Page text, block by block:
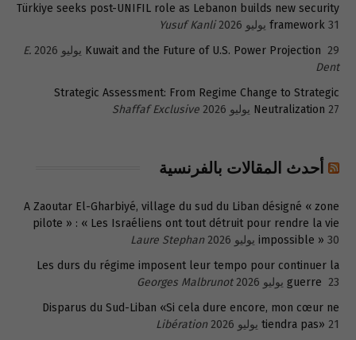
Türkiye seeks post-UNIFIL role as Lebanon builds new security
framework 31 يوليو 2026
Yusuf Kanli
Kuwait and the Future of U.S. Power Projection 29 يوليو 2026
E.
Dent
Strategic Assessment: From Regime Change to Strategic
Neutralization 27 يوليو 2026 Shaffaf Exclusive
أحدث المقالات بالفرنسية
A Zaoutar El-Gharbiyé, village du sud du Liban désigné « zone
pilote » : « Les Israéliens ont tout détruit pour rendre la vie
impossible » 30 يوليو 2026
Laure Stephan
Les durs du régime imposent leur tempo pour continuer la
guerre 23 يوليو 2026
Georges Malbrunot
Disparus du Sud-Liban «Si cela dure encore, mon cœur ne
tiendra pas» 21 يوليو 2026
Libération